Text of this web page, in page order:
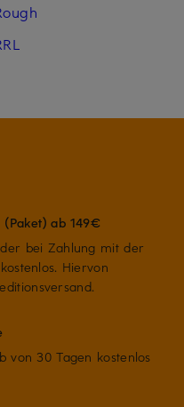
ab 149€
bei Zahlung mit der
Hiervon
von 30 Tagen kostenlos